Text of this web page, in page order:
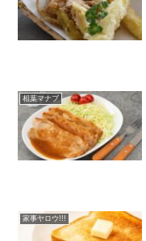
相葉マナブ
家事ヤロウ!!!